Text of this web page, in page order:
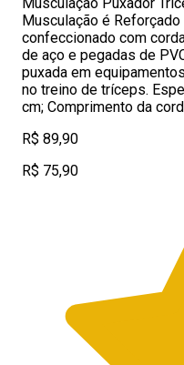
Musculação é
confeccionado com
de aço e pegadas de
puxada em
no treino de tríceps.
cm; Comprimento da
R$ 89,90
R$ 75,90